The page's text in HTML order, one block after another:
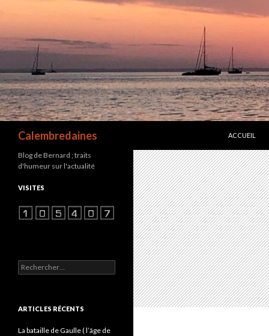
Calembredaines
ACCUEIL
Blog de Bernard ; traits
d'humeur sur l'actualité
VISITES
Rechercher :
ARTICLES RÉCENTS
La bataille de Gaulle ( l’âge de